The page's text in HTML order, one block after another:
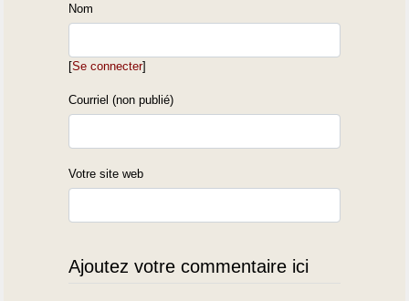
Nom
[Se connecter]
Courriel (non publié)
Votre site web
Ajoutez votre commentaire ici